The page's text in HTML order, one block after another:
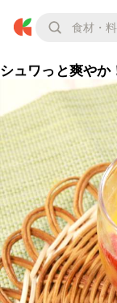
シュワっと爽やか